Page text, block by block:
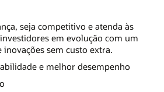
seja competitivo e atenda às
em evolução com um
sem custo extra.
e melhor desempenho